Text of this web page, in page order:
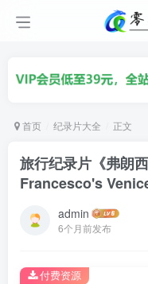
首页 纪录片大全 正文
旅行纪录片《弗朗
Francesco's
admin
6个月前发布
付费资源